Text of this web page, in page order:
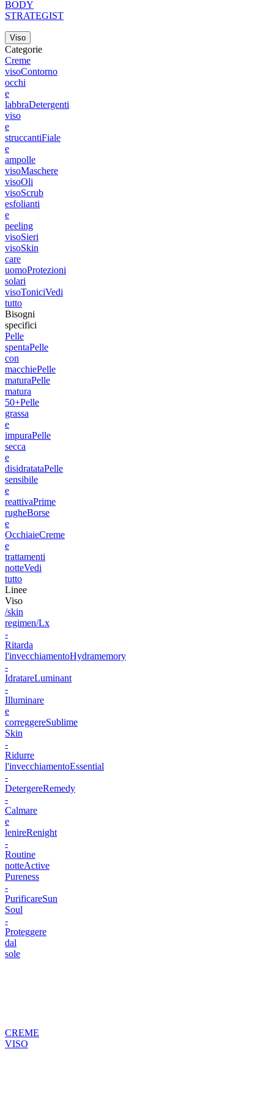
BODY
STRATEGIST
Viso
Categorie
Creme
visoContorno
occhi
e
labbraDetergenti
viso
e
struccantiFiale
e
ampolle
visoMaschere
visoOli
visoScrub
esfolianti
e
peeling
visoSieri
visoSkin
care
uomoProtezioni
solari
visoToniciVedi
tutto
Bisogni
specifici
Pelle
spentaPelle
con
macchiePelle
maturaPelle
matura
50+Pelle
grassa
e
impuraPelle
secca
e
disidratataPelle
sensibile
e
reattivaPrime
rugheBorse
e
OcchiaieCreme
e
trattamenti
notteVedi
tutto
Linee
Viso
/skin
regimen/Lx
-
Ritarda
l'invecchiamentoHydramemory
-
IdratareLuminant
-
Illuminare
e
correggereSublime
Skin
-
Ridurre
l'invecchiamentoEssential
-
DetergereRemedy
-
Calmare
e
lenireRenight
-
Routine
notteActive
Pureness
-
PurificareSun
Soul
-
Proteggere
dal
sole
CREME
VISO